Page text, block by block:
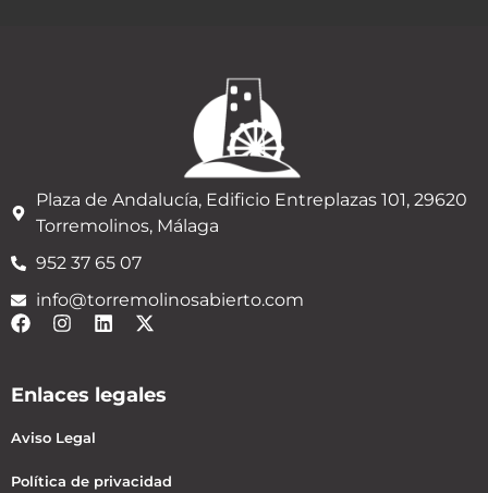
Plaza de Andalucía, Edificio Entreplazas 101, 29620
Torremolinos, Málaga
952 37 65 07
info@torremolinosabierto.com
Enlaces legales
Aviso Legal
Política de privacidad